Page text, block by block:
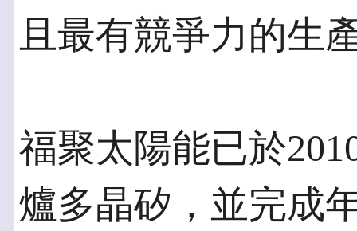
且最有競爭力的生
福聚太陽能已於
爐多晶矽，並完成